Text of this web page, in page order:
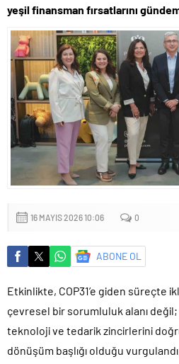
Yüzlerce Vatandaş
Sinop’ta Denize Girilecek 3
Maltese Terrier İlk Kez
mu?
yeşil finansman fırsatlarını
16 MAYIS 2026 10:06 0
ABONE OL
Etkinlikte, COP31’e giden süreçte
çevresel bir sorumluluk alanı
teknoloji ve tedarik zincirlerini
dönüşüm başlığı olduğu